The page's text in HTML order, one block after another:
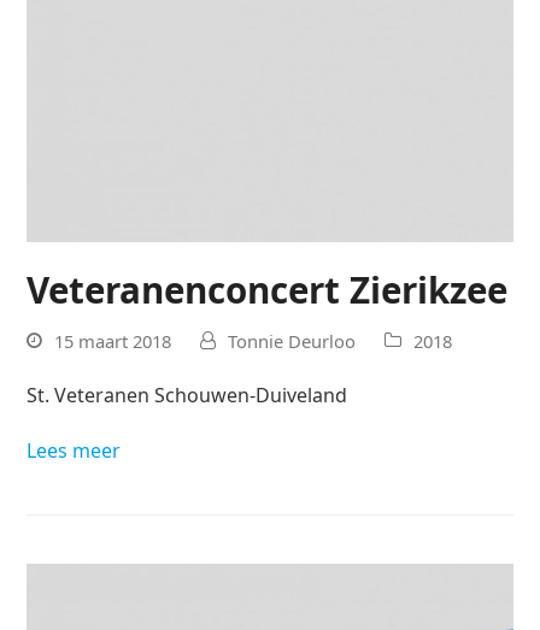
Veteranenconcert Zierikzee
15 maart 2018 Tonnie Deurloo 2018
St. Veteranen Schouwen-Duiveland
Lees meer